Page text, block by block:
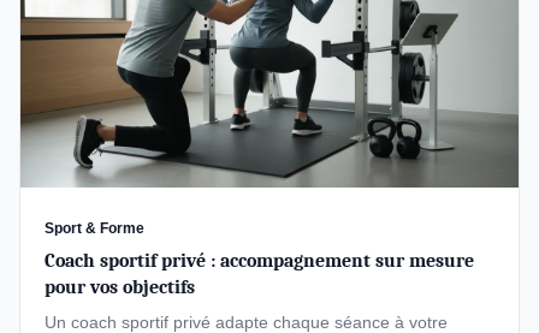
Sport & Forme
Coach sportif privé : accompagnement sur mesure
pour vos objectifs
Un coach sportif privé adapte chaque séance à votre